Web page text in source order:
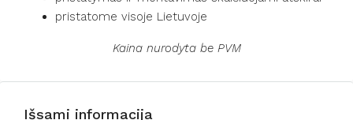
pristatome visoje Lietuvoje
Kaina nurodyta be PVM
Išsami informacija